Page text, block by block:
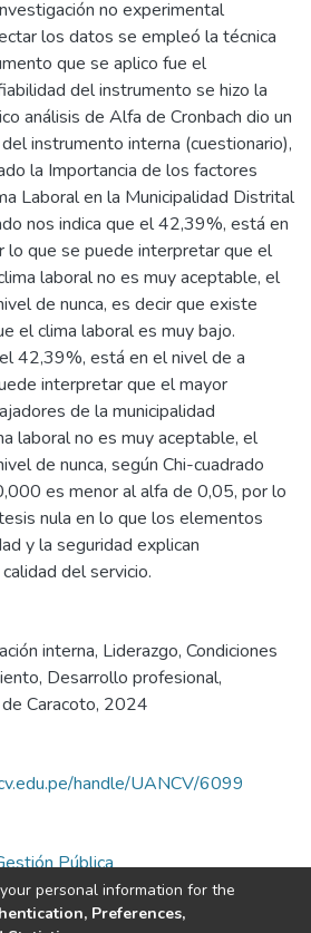
no experimental
los datos se empleó la técnica
que se aplico fue el
del instrumento se hizo la
análisis de Alfa de Cronbach dio un
instrumento interna (cuestionario),
la Importancia de los factores
Laboral en la Municipalidad Distrital
nos indica que el 42,39%, está en
lo que se puede interpretar que el
laboral no es muy aceptable, el
de nunca, es decir que existe
el clima laboral es muy bajo.
42,39%, está en el nivel de a
interpretar que el mayor
de la municipalidad
laboral no es muy aceptable, el
de nunca, según Chi-cuadrado
es menor al alfa de 0,05, por lo
nula en lo que los elementos
y la seguridad explican
del servicio.
interna, Liderazgo, Condiciones
, Desarrollo profesional,
Caracoto, 2024
handle/UANCV/6099
Pública
personal information for the
Preferences,